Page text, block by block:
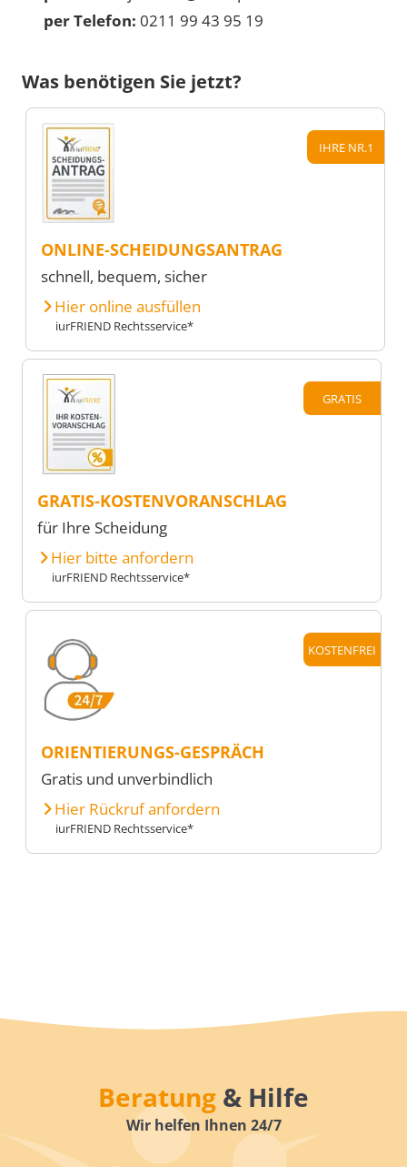
per Telefon: 0211 99 43 95 19
Was benötigen Sie jetzt?
IHRE NR.1
ONLINE-SCHEIDUNGSANTRAG
schnell, bequem, sicher
Hier online ausfüllen
iurFRIEND Rechtsservice*
GRATIS
GRATIS-KOSTENVORANSCHLAG
für Ihre Scheidung
Hier bitte anfordern
iurFRIEND Rechtsservice*
KOSTENFREI
ORIENTIERUNGS-GESPRÄCH
Gratis und unverbindlich
Hier Rückruf anfordern
iurFRIEND Rechtsservice*
Beratung & Hilfe
Wir helfen Ihnen 24/7